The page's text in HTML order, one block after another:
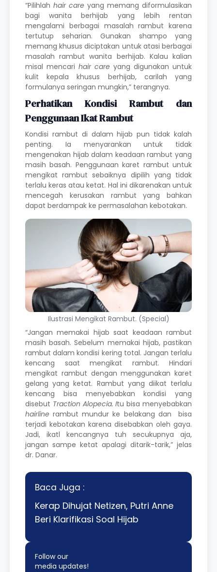
“Pilihlah hair care yang memang diformulasikan
bagi wanita berhijab yang lebih rentan
mengalami berbagai masalah rambut karena
tertutup seharian. Gunakan shampo yang
memang khusus diciptakan untuk atasi berbagai
masalah rambut wanita berhijab. Kalau kalian
misal mencari hair care yang digunakan untuk
kulit kepala khusus berhijab, carilah yang
formulanya seringan mungkin,” terangnya.
Perhatikan Kondisi Rambut dan
Penggunaan Ikat Rambut
Kondisi rambut di dalam hijab pun tidak kalah
penting. Ia menyarankan untuk tidak
mengenakan hijab dalam keadaan rambut yang
masih basah. Penggunaan karet rambut untuk
mengikat rambut sebaiknya dipilih yang tidak
terlalu keras atau ketat. Hal ini dikarenakan untuk
mencegah kerusakan rambut yang bahkan
dapat berdampak ke permasalahan kebotakan.
Ilustrasi Mengikat Rambut. (Special)
“Jangan memakai hijab saat keadaan rambut
masih basah. Sebelum memakai hijab, pastikan
rambut dalam kondisi kering total. Jangan terlalu
kencang saat mengikat rambut. Hindari
mengikat rambut dengan menggunakan karet
gelang yang ketat. Rambut yang diikat terlalu
kencang bisa menyebabkan kondisi yang
disebut Traction Alopecia. Itu bisa menyebabkan
hairline rambut mundur ke belakang dan bisa
terjadi kebotakan karena disebabkan oleh gaya.
Jadi, ikatl kencangnya tuh secukupnya aja,
jangan sampe ketat apalagi ditarik-tarik,” jelas
dr. Danar.
Baca Juga :
Kerap Dihujat Netizen, Putri Anne
Beri Klarifikasi Soal Hijab
Follow our
media updates!